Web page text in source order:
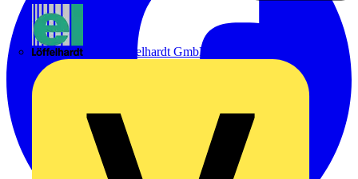
Emil Löffelhardt GmbH & Co. KG